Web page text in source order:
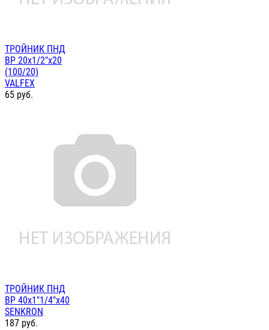
ТРОЙНИК ПНД
ВР 20х1/2"х20
(100/20)
VALFEX
65 руб.
ТРОЙНИК ПНД
ВР 40х1"1/4"х40
SENKRON
187 руб.